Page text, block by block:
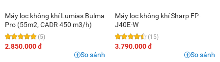
Máy lọc không khí Lumias Bulma
Pro (55m2, CADR 450 m3/h)
(5)
2.850.000 đ
So sánh
Máy lọc không khí Sharp FP-
J40E-W
(15)
3.790.000 đ
So sánh